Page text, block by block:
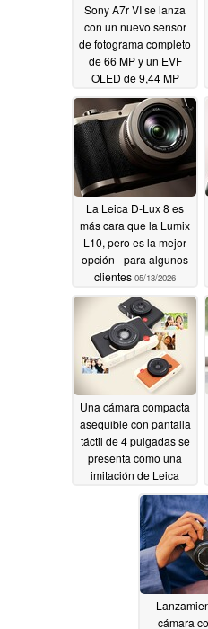
Sony A7r VI se lanza
con un nuevo sensor
de fotograma completo
de 66 MP y un EVF
OLED de 9,44 MP
05/14/2026
La Leica D-Lux 8 es
más cara que la Lumix
L10, pero es la mejor
opción - para algunos
clientes 05/13/2026
Una cámara compacta
asequible con pantalla
táctil de 4 pulgadas se
presenta como una
imitación de Leica
04/23/2026
cámara